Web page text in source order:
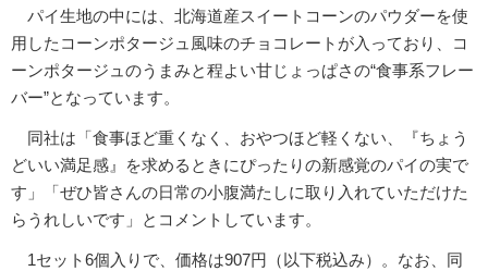
パイ生地の中には、北海道産スイートコーンのパウダーを使
用したコーンポタージュ風味のチョコレートが入っており、コ
ーンポタージュのうまみと程よい甘じょっぱさの“食事系フレー
バー”となっています。
同社は「食事ほど重くなく、おやつほど軽くない、『ちょう
どいい満足感』を求めるときにぴったりの新感覚のパイの実で
す」「ぜひ皆さんの日常の小腹満たしに取り入れていただけた
らうれしいです」とコメントしています。
1セット6個入りで、価格は907円（以下税込み）。なお、同